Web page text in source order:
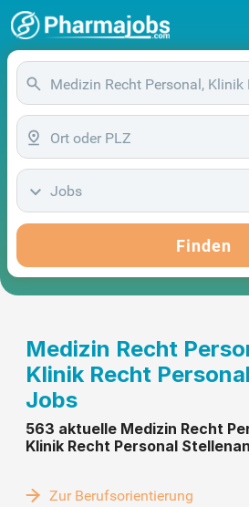
Jobs
Finden
Medizin Recht
Klinik Recht Personal
Jobs
563 aktuelle Medizin Recht
Klinik Recht Personal
Zur Berufsorientierung